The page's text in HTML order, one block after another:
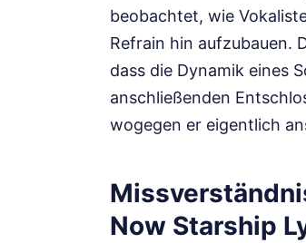
beobachtet, wie
Refrain hin aufzubauen.
dass die Dynamik eines
anschließenden
wogegen er eigentlich
Now Starship